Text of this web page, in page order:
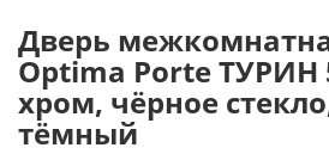
Дверь
Optima Porte ТУРИН
хром, чёрное
тёмный